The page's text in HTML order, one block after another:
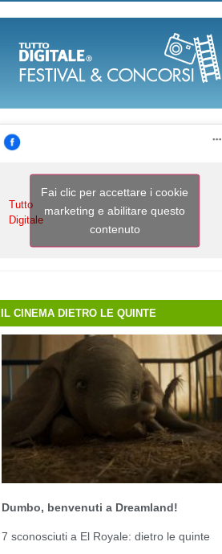
Tutto
Digitale
Fai clic per accettare i cookie
marketing e abilitare questo
contenuto
IL CINEMA DIETRO LE QUINTE
Dumbo, benvenuti a Dreamland!
7 sconosciuti a El Royale: dietro le quinte